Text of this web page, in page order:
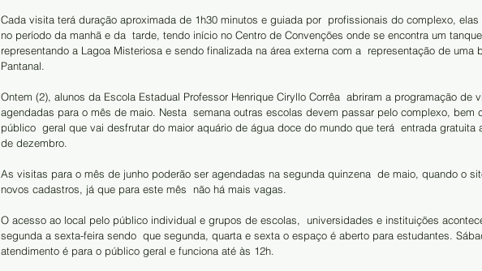
Cada visita terá duração aproximada de 1h30 minutos e guiada por  profissionais do complexo, elas
no período da manhã e da  tarde, tendo início no Centro de Convenções onde se encontra um tanque
representando a Lagoa Misteriosa e sendo finalizada na área externa com a  representação de uma
Pantanal.
Ontem (2), alunos da Escola Estadual Professor Henrique Ciryllo Corrêa  abriram a programação de
agendadas para o mês de maio. Nesta  semana outras escolas devem passar pelo complexo, bem
público  geral que vai desfrutar do maior aquário de água doce do mundo que terá  entrada gratuita
de dezembro.
As visitas para o mês de junho poderão ser agendadas na segunda quinzena  de maio, quando o
novos cadastros, já que para este mês  não há mais vagas.
O acesso ao local pelo público individual e grupos de escolas,  universidades e instituições
segunda a sexta-feira sendo  que segunda, quarta e sexta o espaço é aberto para estudantes.
atendimento é para o público geral e funciona até às 12h.